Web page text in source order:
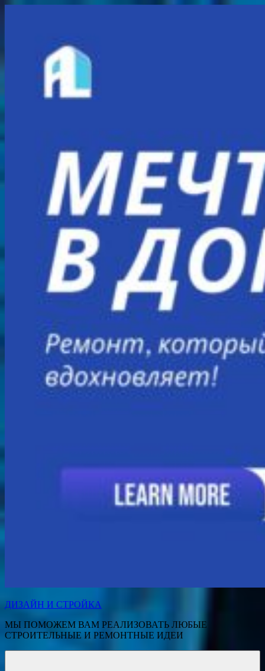
ДИЗАЙН И СТРОЙКА
МЫ ПОМОЖЕМ ВАМ РЕАЛИЗОВАТЬ ЛЮБЫЕ
СТРОИТЕЛЬНЫЕ И РЕМОНТНЫЕ ИДЕИ